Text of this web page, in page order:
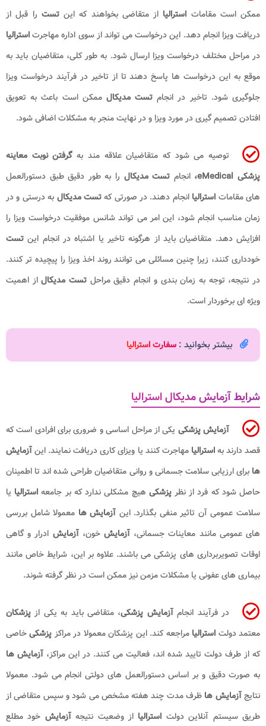
ممکن است مقامات استرالیا از متقاضی بخواهند که اینتست را قبل از
دریافت ویزا انجام دهد. این درخواست می تواند از سوی اداره مهاجرتاسترالیا
در مراحل مختلف درخواست ویزا ارسال شود. به طور کلی، متقاضیان باید به
موقع به این درخواست ها پاسخ دهند تا از تاخیر در فرآیند درخواست ویزا
جلوگیری شود. تاخیر در انجام تست مدیکالممکن است باعث به تعویق
افتادن تصمیم گیری در مورد ویزا و در نهایت منجر به مشکلات اضافی شود.
توصیه می شود که متقاضیان علاقه مند بهگرفتن نوبت معاینه
پزشکی eMedical،
انجام تست مدیکال را به طور دقیق طبق دستورالعمل
های مقامات استرالیا انجام دهند. در صورتی کهتست مدیکال به درستی و در
زمان مناسب انجام شود، این امر می تواند شانس موفقیت درخواست ویزا را
افزایش دهد. متقاضیان باید از هرگونه تاخیر یا اشتباه در انجام اینتست
خودداری کنند، زیرا چنین مسائلی می توانند روند اخذ ویزا را پیچیده تر کنند.
در نتیجه، توجه به زمان بندی و انجام دقیق مراحل تست مدیکالاز اهمیت
ویژه ای برخوردار است.
بیشتر بخوانید : سفارت استرالیا
شرایط آزمایش مدیکال استرالیا
آزمایش پزشکی یکی از مراحل اساسی و ضروری برای افرادی است که
قصد دارند بهاسترالیا مهاجرت کنند یا ویزای کاری دریافت نمایند. اینآزمایش
ها برای ارزیابی سلامت جسمانی و روانی متقاضیان طراحی شده اند تا اطمینان
حاصل شود که فرد از نظرپزشکی هیچ مشکلی ندارد که بر جامعه استرالیا یا
سلامت عمومی آن تاثیر منفی بگذارد. این آزمایش ها معمولا شامل بررسی
های عمومی مانند معاینات جسمانی، آزمایشخون، آزمایش ادرار و گاهی
اوقات تصویربرداری های پزشکی می باشند. علاوه بر این، شرایط خاص مانند
بیماری های عفونی یا مشکلات مزمن نیز ممکن است در نظر گرفته شوند.
در فرآیند انجامآزمایش پزشکی، متقاضی باید به یکی از پزشکان
معتمد دولت استرالیا مراجعه کند. این پزشکان معمولا در مراکز پزشکیخاصی
که از طرف دولت تایید شده اند، فعالیت می کنند. در این مراکز، آزمایش ها
به صورت دقیق و بر اساس دستورالعمل های دولتی انجام می شود. معمولا
نتایجآزمایش ها ظرف مدت چند هفته مشخص می شود و سپس متقاضی از
طریق سیستم آنلاین دولت استرالیا از وضعیت نتیجهآزمایش خود مطلع